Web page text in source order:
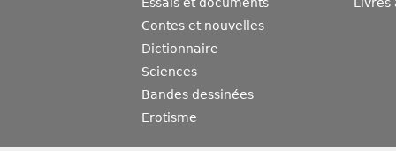
Essais et documents
Contes et nouvelles
Dictionnaire
Sciences
Bandes dessinées
Erotisme
Livres